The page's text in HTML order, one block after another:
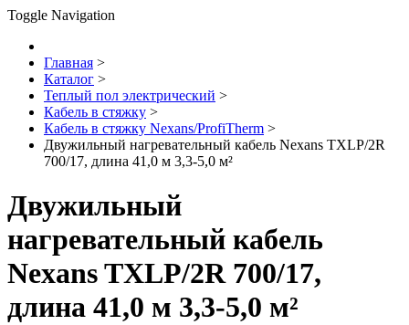
Toggle Navigation
Главная >
Каталог >
Теплый пол электрический >
Кабель в стяжку >
Кабель в стяжку Nexans/ProfiTherm >
Двужильный нагревательный кабель Nexans TXLP/2R
700/17, длина 41,0 м 3,3-5,0 м²
Двужильный
нагревательный кабель
Nexans TXLP/2R 700/17,
длина 41,0 м 3,3-5,0 м²